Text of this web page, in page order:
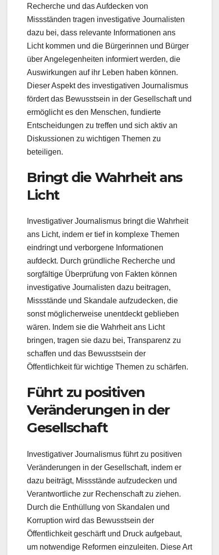
Recherche und das Aufdecken von
Missständen tragen investigative Journalisten
dazu bei, dass relevante Informationen ans
Licht kommen und die Bürgerinnen und Bürger
über Angelegenheiten informiert werden, die
Auswirkungen auf ihr Leben haben können.
Dieser Aspekt des investigativen Journalismus
fördert das Bewusstsein in der Gesellschaft und
ermöglicht es den Menschen, fundierte
Entscheidungen zu treffen und sich aktiv an
Diskussionen zu wichtigen Themen zu
beteiligen.
Bringt die Wahrheit ans
Licht
Investigativer Journalismus bringt die Wahrheit
ans Licht, indem er tief in komplexe Themen
eindringt und verborgene Informationen
aufdeckt. Durch gründliche Recherche und
sorgfältige Überprüfung von Fakten können
investigative Journalisten dazu beitragen,
Missstände und Skandale aufzudecken, die
sonst möglicherweise unentdeckt geblieben
wären. Indem sie die Wahrheit ans Licht
bringen, tragen sie dazu bei, Transparenz zu
schaffen und das Bewusstsein der
Öffentlichkeit für wichtige Themen zu schärfen.
Führt zu positiven
Veränderungen in der
Gesellschaft
Investigativer Journalismus führt zu positiven
Veränderungen in der Gesellschaft, indem er
dazu beiträgt, Missstände aufzudecken und
Verantwortliche zur Rechenschaft zu ziehen.
Durch die Enthüllung von Skandalen und
Korruption wird das Bewusstsein der
Öffentlichkeit geschärft und Druck aufgebaut,
um notwendige Reformen einzuleiten. Diese Art